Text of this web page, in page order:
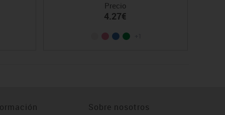
Precio
4.27€
Sobre nosotros